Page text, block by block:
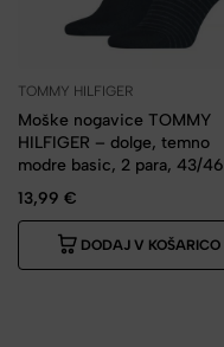
TOMMY HILFIGER
Moške nogavice TOMMY
HILFIGER – dolge, temno
modre basic, 2 para, 43/46
13,99 €
DODAJ V KOŠARICO